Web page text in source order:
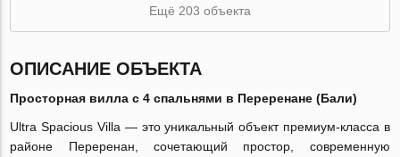
Ещё 203 объекта
ОПИСАНИЕ ОБЪЕКТА
Просторная вилла с 4 спальнями в Переренане (Бали)
Ultra Spacious Villa — это уникальный объект премиум-класса в
районе Переренан, сочетающий простор, современную